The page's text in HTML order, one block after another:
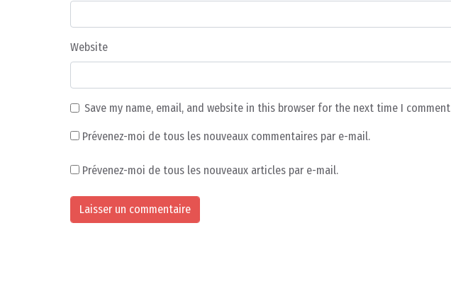
Website
Save my name, email, and website in this browser for the next time I comment
Prévenez-moi de tous les nouveaux commentaires par e-mail.
Prévenez-moi de tous les nouveaux articles par e-mail.